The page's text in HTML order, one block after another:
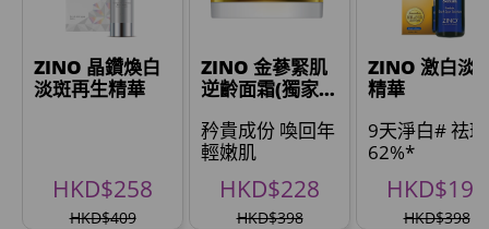
男補精力丸5:1 (到期日2028年1月)
此商品最多可加购1件
HKD$169 加入购物车
理膚泉 無香大哥大防曬 50ml (2027年4
月)
此商品最多可加购1件
ZINO 晶鑽煥白
淡斑再生精華
HKD$258
HKD$409
ZINO 金蔘緊肌
逆齡面霜(獨家優
矜貴成份 喚回年
輕嫩肌
HKD$228
HKD$398
ZINO 激白淡
精華
9天淨白# 祛斑
62%*
HKD$198
HKD$398